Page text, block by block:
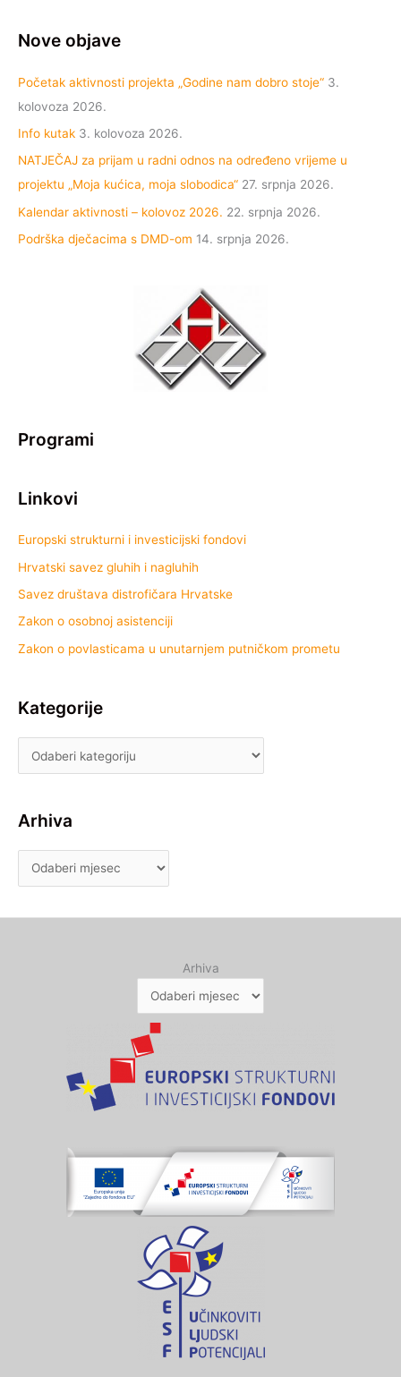
Nove objave
Početak aktivnosti projekta „Godine nam dobro stoje“ 3.
kolovoza 2026.
Info kutak 3. kolovoza 2026.
NATJEČAJ za prijam u radni odnos na određeno vrijeme u
projektu „Moja kućica, moja slobodica“ 27. srpnja 2026.
Kalendar aktivnosti – kolovoz 2026. 22. srpnja 2026.
Podrška dječacima s DMD-om 14. srpnja 2026.
Programi
Linkovi
Europski strukturni i investicijski fondovi
Hrvatski savez gluhih i nagluhih
Savez društava distrofičara Hrvatske
Zakon o osobnoj asistenciji
Zakon o povlasticama u unutarnjem putničkom prometu
Kategorije
Arhiva
Arhiva